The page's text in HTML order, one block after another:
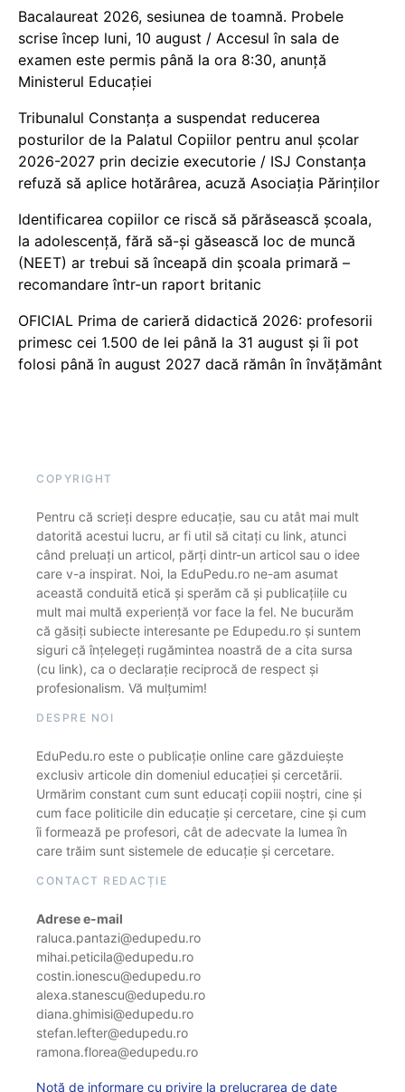
Bacalaureat 2026, sesiunea de toamnă. Probele
scrise încep luni, 10 august / Accesul în sala de
examen este permis până la ora 8:30, anunță
Ministerul Educației
Tribunalul Constanța a suspendat reducerea
posturilor de la Palatul Copiilor pentru anul școlar
2026-2027 prin decizie executorie / ISJ Constanța
refuză să aplice hotărârea, acuză Asociația Părinților
Identificarea copiilor ce riscă să părăsească școala,
la adolescență, fără să-și găsească loc de muncă
(NEET) ar trebui să înceapă din școala primară –
recomandare într-un raport britanic
OFICIAL Prima de carieră didactică 2026: profesorii
primesc cei 1.500 de lei până la 31 august și îi pot
folosi până în august 2027 dacă rămân în învățământ
COPYRIGHT
Pentru că scrieți despre educație, sau cu atât mai mult
datorită acestui lucru, ar fi util să citați cu link, atunci
când preluați un articol, părți dintr-un articol sau o idee
care v-a inspirat. Noi, la EduPedu.ro ne-am asumat
această conduită etică și sperăm că și publicațiile cu
mult mai multă experiență vor face la fel. Ne bucurăm
că găsiți subiecte interesante pe Edupedu.ro și suntem
siguri că înțelegeți rugămintea noastră de a cita sursa
(cu link), ca o declarație reciprocă de respect și
profesionalism. Vă mulțumim!
DESPRE NOI
EduPedu.ro este o publicație online care găzduiește
exclusiv articole din domeniul educației și cercetării.
Urmărim constant cum sunt educați copiii noștri, cine și
cum face politicile din educație și cercetare, cine și cum
îi formează pe profesori, cât de adecvate la lumea în
care trăim sunt sistemele de educație și cercetare.
CONTACT REDACȚIE
Adrese e-mail
raluca.pantazi@edupedu.ro
mihai.peticila@edupedu.ro
costin.ionescu@edupedu.ro
alexa.stanescu@edupedu.ro
diana.ghimisi@edupedu.ro
stefan.lefter@edupedu.ro
ramona.florea@edupedu.ro
Notă de informare cu privire la prelucrarea de date